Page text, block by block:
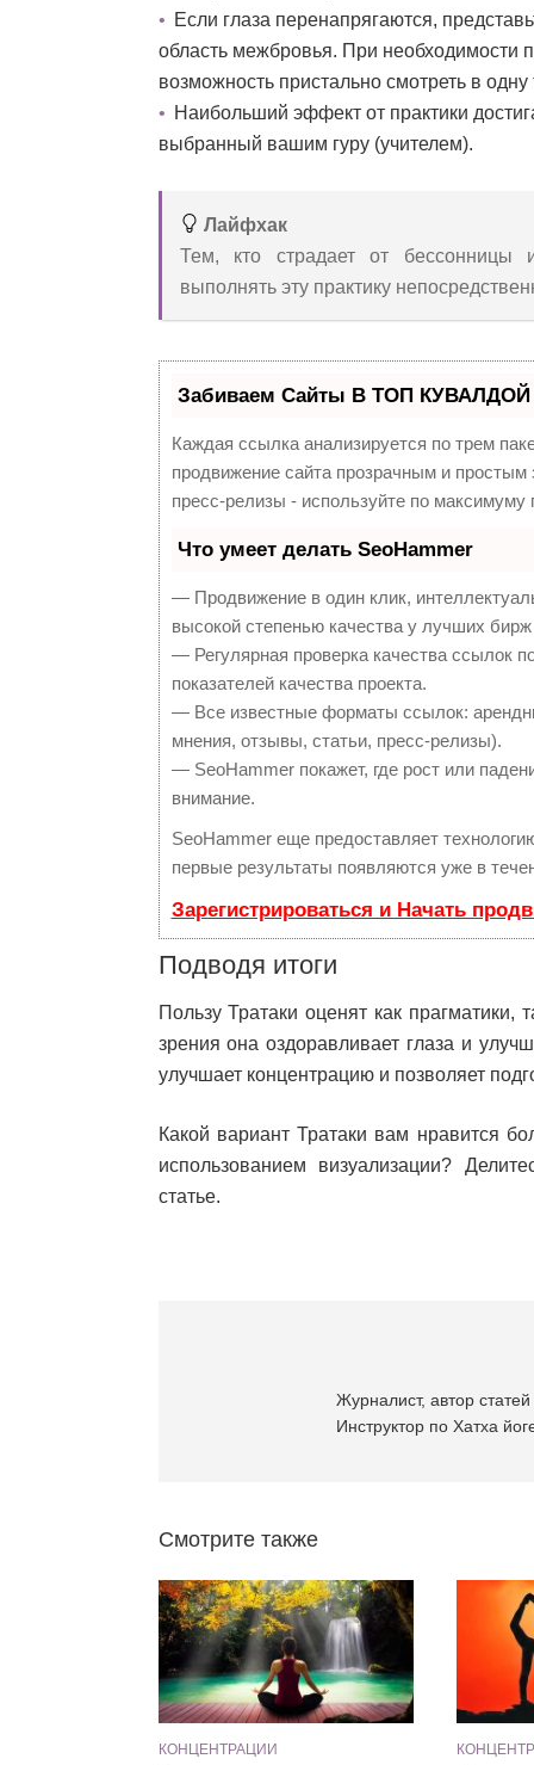
Если глаза перенапрягаются,
область межбровья. При необходимости
возможность пристально смотреть в одну
Наибольший эффект от практики
выбранный вашим гуру (учителем).
Лайфхак
Тем, кто страдает от бессонницы
выполнять эту практику
Забиваем Сайты В ТОП КУВАЛДОЙ
Каждая ссылка анализируется по трем
продвижение сайта прозрачным и
пресс-релизы - используйте по
Что умеет делать SeoHammer
— Продвижение в один клик,
высокой степенью качества у лучших
— Регулярная проверка качества ссылок
показателей качества проекта.
— Все известные форматы ссылок:
мнения, отзывы, статьи, пресс-релизы).
— SeoHammer покажет, где рост или
внимание.
SeoHammer еще предоставляет
первые результаты появляются уже в
Зарегистрироваться и Начать
Подводя итоги
Пользу Тратаки оценят как
зрения она оздоравливает глаза и
улучшает концентрацию и позволяет
Какой вариант Тратаки вам нравится
использованием визуализации?
статье.
Журналист, автор
Инструктор по Хатха
Смотрите также
КОНЦЕНТРАЦИИ